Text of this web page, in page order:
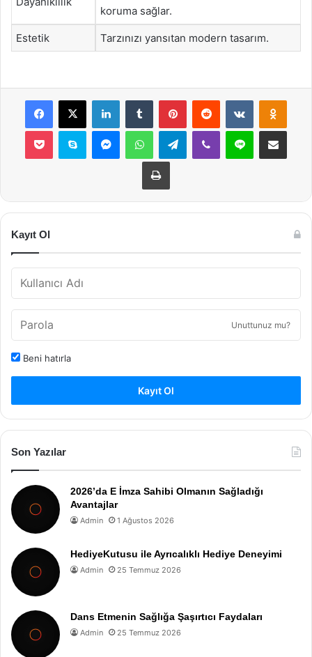
koruma sağlar.
Estetik Tarzınızı yansıtan modern tasarım.
Facebook
X LinkedInTumblr PinterestReddit VKontakte
Pocket Skype MessengerWhatsAppTelegramViber Line E-Posta ile
Yazdır
Kayıt Ol
Unuttunuz mu?
Beni hatırla
Kayıt Ol
Son Yazılar
2026’da E İmza Sahibi Olmanın Sağladığı
Avantajlar
Admin 1 Ağustos 2026
HediyeKutusu ile Ayrıcalıklı Hediye Deneyimi
Admin 25 Temmuz 2026
Dans Etmenin Sağlığa Şaşırtıcı Faydaları
Admin 25 Temmuz 2026